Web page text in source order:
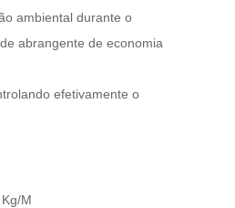
ambiental durante o
abrangente de economia
efetivamente o
Kg/M